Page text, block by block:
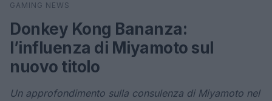
Cerca
GAMING NEWS
Donkey Kong Bananza:
l’influenza di Miyamoto sul
nuovo titolo
Un approfondimento sulla consulenza di Miyamoto nel